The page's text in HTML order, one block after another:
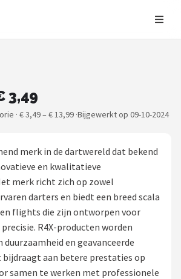
3,49
· € 3,49 – € 13,99 ·Bijgewerkt op 09-10-2024
merk in de dartwereld dat bekend
en kwalitatieve
merk richt zich op zowel
darters en biedt een breed scala
flights die zijn ontworpen voor
R4X-producten worden
en geavanceerde
aan betere prestaties op
samen te werken met professionele